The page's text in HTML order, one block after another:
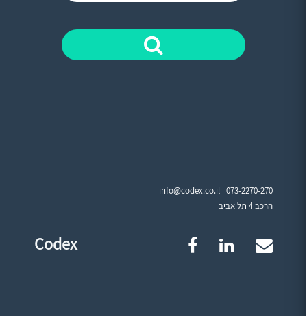
info@codex.co.il |073-2270-270
הרכב 4 תל אביב
Codex